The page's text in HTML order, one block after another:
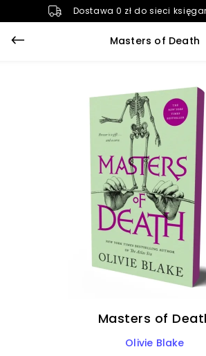
Dostawa 0 zł do sieci
Masters of Death
Masters of
Olivie Blake